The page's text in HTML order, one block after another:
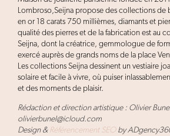
Lombroso,Seijna propose des collections de
en or 18 carats 750 millièmes, diamants et
qualité des pierres et de la fabrication est au
Seijna, dont la créatrice, gemmologue de
exercé auprès de grands noms de la place
Les collections Seijna dessinent un vestiaire
solaire et facile à vivre, où puiser
et des moments de plaisir.
Rédaction et direction artistique : Olivier
olivierbunel@icloud.com
Design & Référencement SEOby